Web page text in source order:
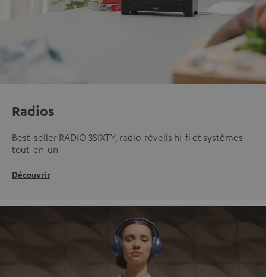
Radios
Best-seller RADIO 3SIXTY, radio-réveils hi-fi et systèmes
tout-en-un
Découvrir